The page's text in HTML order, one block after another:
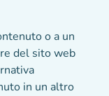
o a un
del sito web
in un altro